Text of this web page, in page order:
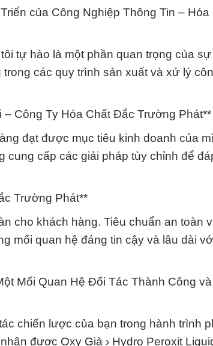
của Công Nghiệp Thông Tin – Hóa
tự hào là một phần quan trọng của
các quy trình sản xuất và xử lý
Công Ty Hóa Chất Đắc Trường Phát**
đạt được mục tiêu kinh doanh của
cung cấp các giải pháp tùy chỉnh để
Trường Phát**
cho khách hàng. Tiêu chuẩn an toàn
mối quan hệ đáng tin cậy và lâu dài
Mối Quan Hệ Đối Tác Thành Công
chiến lược của bạn trong hành trình
được Oxy Già › Hydro Peroxit